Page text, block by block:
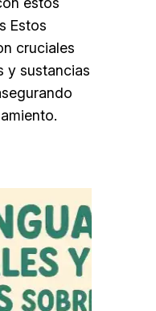
Estos
cruciales
y sustancias